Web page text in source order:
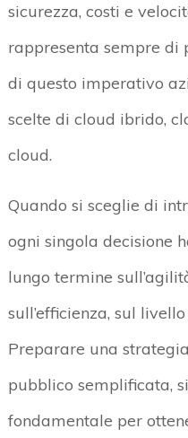
sicurezza, costi e
rappresenta sempre di
di questo imperativo
scelte di cloud ibrido,
cloud.
Quando si sceglie di
ogni singola decisione
lungo termine
sull’efficienza, sul
Preparare una
pubblico semplificata,
fondamentale per